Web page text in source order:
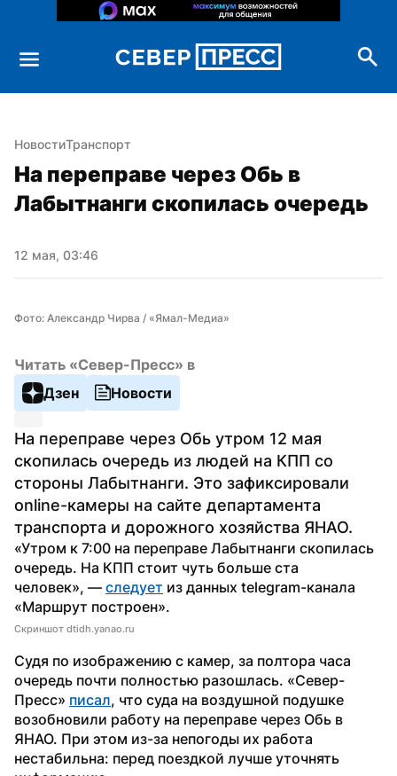
НовостиТранспорт
На переправе через Обь в
Лабытнанги скопилась очередь
12 мая, 03:46
Фото: Александр Чирва / «Ямал-Медиа»
Читать «Север-Пресс» в
Дзен
Новости
На переправе через Обь утром 12 мая
скопилась очередь из людей на КПП со
стороны Лабытнанги. Это зафиксировали
online-камеры на сайте департамента
транспорта и дорожного хозяйства ЯНАО.
«Утром к 7:00 на переправе Лабытнанги скопилась
очередь. На КПП стоит чуть больше ста
человек», — следует из данных telegram-канала
«Маршрут построен».
Скриншот dtidh.yanao.ru
Судя по изображению с камер, за полтора часа
очередь почти полностью разошлась. «Север-
Пресс» писал, что суда на воздушной подушке
возобновили работу на переправе через Обь в
ЯНАО. При этом из-за непогоды их работа
нестабильна: перед поездкой лучше уточнять